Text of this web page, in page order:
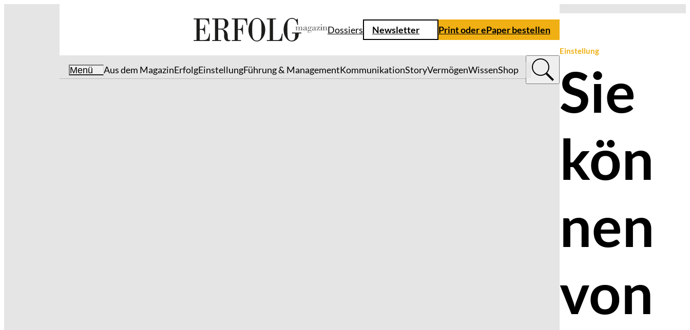
Dossiers Newsletter Print oder ePaper bestellen
Menü Aus dem MagazinErfolgEinstellungFührung & ManagementKommunikationStoryVermögenWissenShop
Einstellung
Sie
kön
nen
von